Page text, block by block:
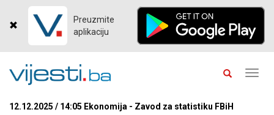
Preuzmite
aplikaciju
12.12.2025 / 14:05 Ekonomija - Zavod za statistiku FBiH